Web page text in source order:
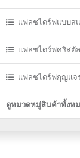
แฟลชไดร์ฟแบบส
ถูก แฟลชไดร์ฟคริสตั
ส่ง แฟลชไดร์ฟกุญแจ
ดูหมวดหมู่สินค้าทั้งห